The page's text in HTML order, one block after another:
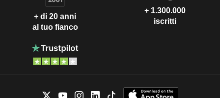
+ di 20 anni
al tuo fianco
+ 1.300.000
iscritti